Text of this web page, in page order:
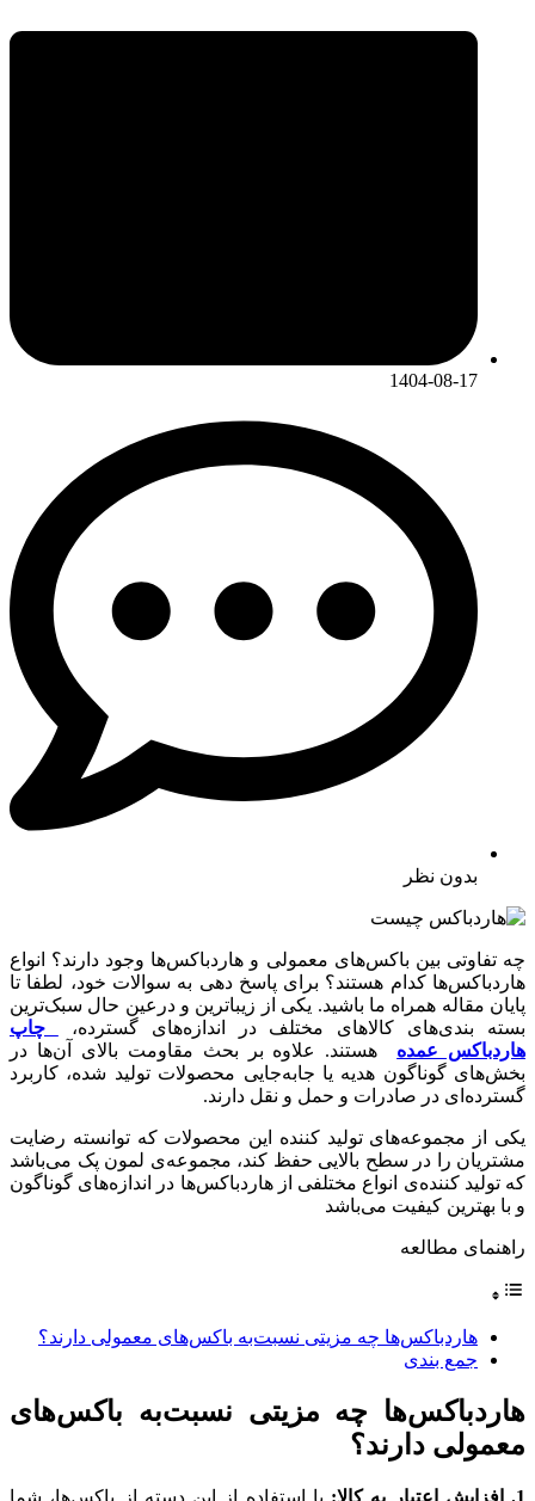
1404-08-17
بدون نظر
چه تفاوتی بین باکس‌های معمولی و هاردباکس‌ها وجود دارند؟ انواع
هاردباکس‌ها کدام هستند؟ برای پاسخ دهی به سوالات خود، لطفا تا
پایان مقاله همراه ما باشید. یکی از زیباترین و درعین حال سبک‌ترین
بسته بندی‌های کالاهای مختلف در اندازه‌های گسترده،
چاپ
هاردباکس‌ عمده هستند. علاوه بر بحث مقاومت بالای آن‌ها در
بخش‌های گوناگون هدیه یا جابه‌جایی محصولات تولید شده، کاربرد
گسترده‌ای در صادرات و حمل و نقل دارند.
یکی از مجموعه‌های تولید کننده این محصولات که توانسته رضایت
مشتریان را در سطح بالایی حفظ کند، مجموعه‌ی لمون پک می‌باشد
که تولید کننده‌ی انواع مختلفی از هاردباکس‌ها در اندازه‌های گوناگون
و با بهترین کیفیت می‌باشد
راهنمای مطالعه
هاردباکس‌ها چه مزیتی نسبت‌به باکس‌های معمولی دارند؟
جمع بندی
هاردباکس‌ها چه مزیتی نسبت‌به باکس‌های
معمولی دارند؟
1. افزایش اعتبار به کالا:
با استفاده از این دسته از باکس‌ها، شما